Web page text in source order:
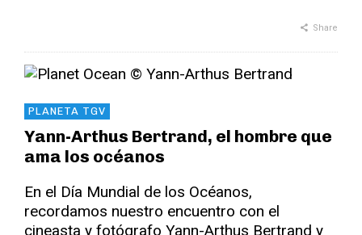
Share
PLANETA TGV
Yann-Arthus Bertrand, el hombre que
ama los océanos
En el Día Mundial de los Océanos,
recordamos nuestro encuentro con el
cineasta y fotógrafo Yann-Arthus Bertrand y